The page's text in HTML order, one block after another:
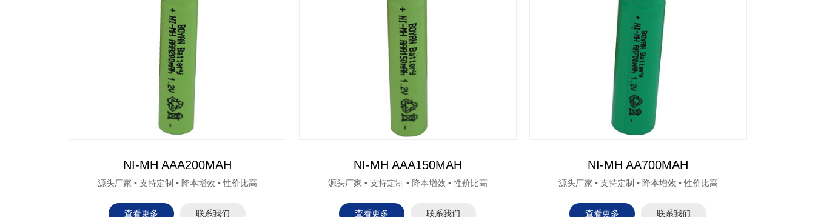
NI-MH AAA200MAH
源头厂家 • 支持定制 • 降本增效 • 性价比高
查看更多 联系我们
NI-MH AAA150MAH
源头厂家 • 支持定制 • 降本增效 • 性价比高
查看更多 联系我们
NI-MH AA700MAH
源头厂家 • 支持定制 • 降本增效 • 性价比高
查看更多 联系我们